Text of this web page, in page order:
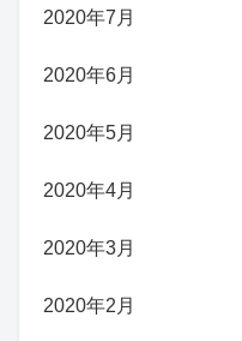
2020年7月
2020年6月
2020年5月
2020年4月
2020年3月
2020年2月